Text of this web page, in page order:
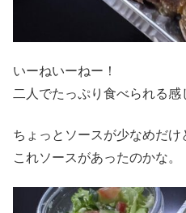
いーねいーねー！
二人でたっぷり食べられる感
ちょっとソースが少なめだ
これソースがあったのかな。